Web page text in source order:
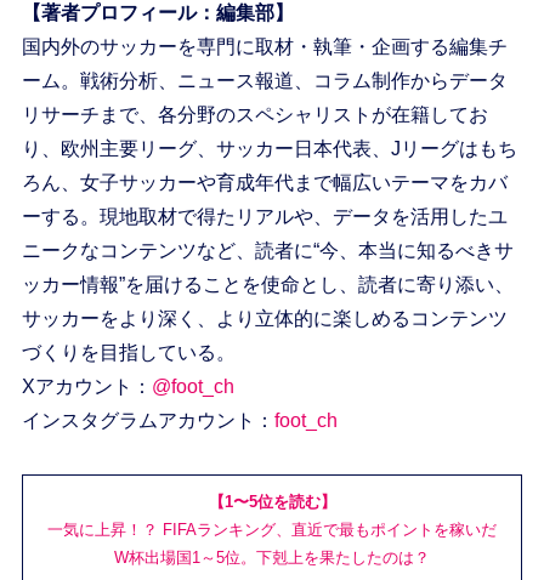
【著者プロフィール：編集部】
国内外のサッカーを専門に取材・執筆・企画する編集チ
ーム。戦術分析、ニュース報道、コラム制作からデータ
リサーチまで、各分野のスペシャリストが在籍してお
り、欧州主要リーグ、サッカー日本代表、Jリーグはもち
ろん、女子サッカーや育成年代まで幅広いテーマをカバ
ーする。現地取材で得たリアルや、データを活用したユ
ニークなコンテンツなど、読者に“今、本当に知るべきサ
ッカー情報”を届けることを使命とし、読者に寄り添い、
サッカーをより深く、より立体的に楽しめるコンテンツ
づくりを目指している。
Xアカウント： @foot_ch
インスタグラムアカウント： foot_ch
【1〜5位を読む】
一気に上昇！？ FIFAランキング、直近で最もポイントを稼いだ
W杯出場国1～5位。下剋上を果たしたのは？